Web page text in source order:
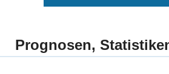
Prognosen,